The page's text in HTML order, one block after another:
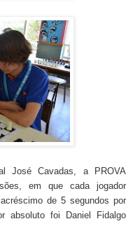
José Cavadas, a PROVA
em que cada jogador
de 5 segundos por
absoluto foi Daniel Fidalgo